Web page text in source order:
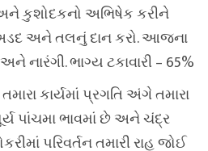
કુશોદકનો અભિષેક કરીને
અને તલનું દાન કરો. આજના
નારંગી. ભાગ્ય ટકાવારી – 65%
કાર્યમાં પ્રગતિ અંગે તમારા
પાંચમા ભાવમાં છે અને ચંદ્ર
પરિવર્તન તમારી રાહ જોઈ